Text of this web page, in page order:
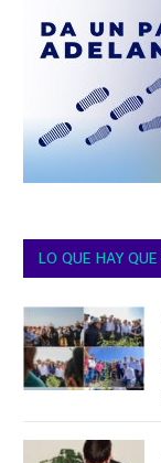
LO QUE HAY QUE